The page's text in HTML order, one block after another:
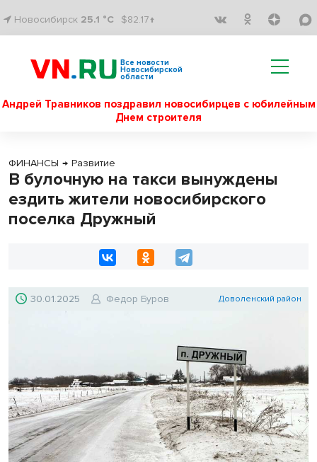
Новосибирск 25.1 °C $82.17↑
Все новости
Новосибирской
области
Андрей Травников поздравил новосибирцев с юбилейным
Днем строителя
ФИНАНСЫ → Развитие
В булочную на такси вынуждены
ездить жители новосибирского
поселка Дружный
30.01.2025 Федор Буров Доволенский район